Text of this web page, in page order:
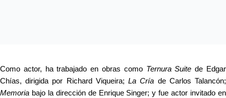
Como actor, ha trabajado en obras como Ternura Suite de Edgar
Chías, dirigida por Richard Viqueira; La Cría
Memoria bajo la dirección de Enrique Singer; y fue actor invitado en